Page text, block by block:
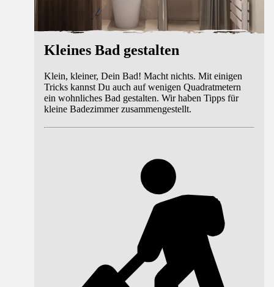
Kleines Bad gestalten
Klein, kleiner, Dein Bad! Macht nichts. Mit einigen
Tricks kannst Du auch auf wenigen Quadratmetern
ein wohnliches Bad gestalten. Wir haben Tipps für
kleine Badezimmer zusammengestellt.